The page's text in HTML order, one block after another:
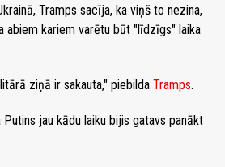
Tramps sacīja, ka viņš to nezina,
abiem kariem varētu būt "līdzīgs" laika
ziņā ir sakauta," piebilda Tramps.
jau kādu laiku bijis gatavs panākt